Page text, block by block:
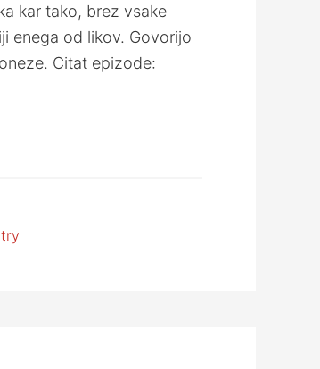
kar tako, brez vsake
enega od likov. Govorijo
Citat epizode: